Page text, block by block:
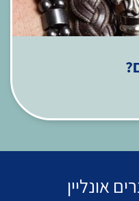
אונליין